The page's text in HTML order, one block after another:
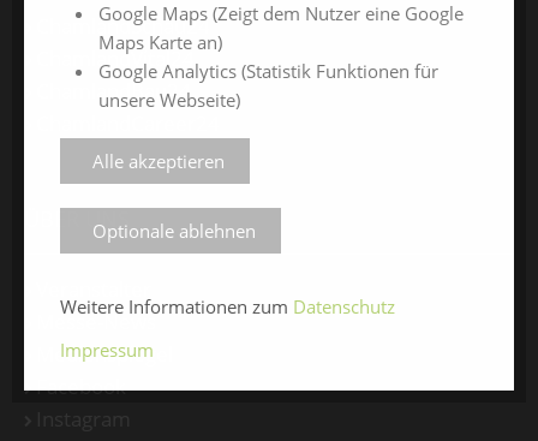
ChamlandSchau24
ChamlandVital24
ChamlandBau24
ÜBER UNS
Messe-News
Medienspiegel
Facebook
Google Maps (Zeigt dem Nutzer eine Google
Maps Karte an)
Google Analytics (Statistik Funktionen für
unsere Webseite)
Alle akzeptieren
Optionale ablehnen
Weitere Informationen zum Datenschutz
Impressum